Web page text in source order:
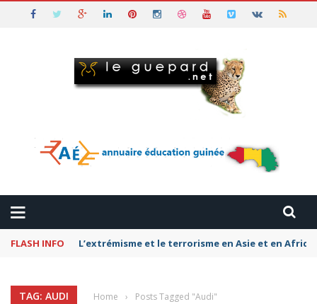
FLASH INFO L’extrémisme et le terrorisme en Asie et en
TAG: AUDI Home › Posts Tagged "Audi"